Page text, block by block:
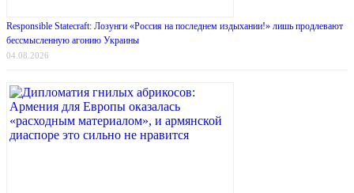
Responsible Statecraft: Лозунги «Россия на последнем издыхании!» лишь продлевают
бессмысленную агонию Украины
04.08.2026